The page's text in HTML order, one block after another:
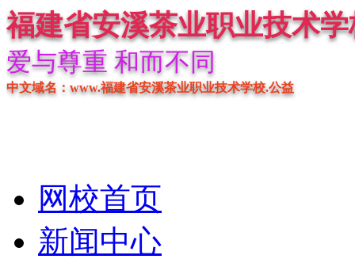
福建省安溪茶业职业技术学
爱与尊重 和而不同
中文域名：www.福建省安溪茶业职业技术学校.公益
网校首页
新闻中心